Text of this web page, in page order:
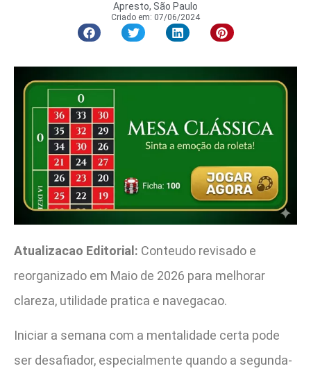
Apresto, São Paulo
Criado em: 07/06/2024
Atualizacao Editorial: Conteudo revisado e
reorganizado em Maio de 2026 para melhorar
clareza, utilidade pratica e navegacao.
Iniciar a semana com a mentalidade certa pode
ser desafiador, especialmente quando a segunda-